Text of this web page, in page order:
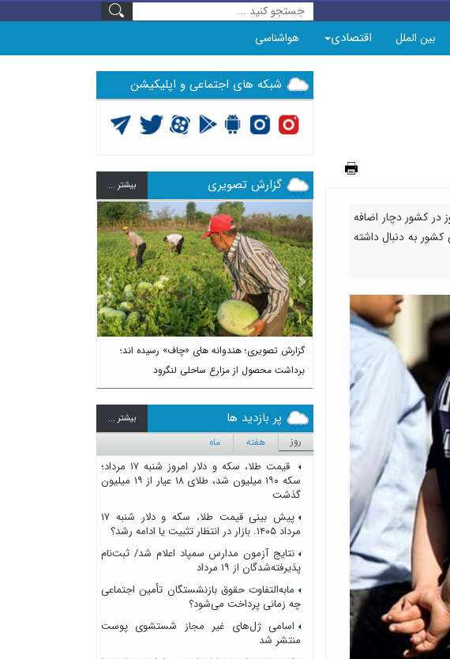
بین الملل اقتصادی هواشناسی
در کشور دچار اضافه
به دنبال داشته
شبکه های اجتماعی و اپلیکیشن
گزارش تصویری بيشتر ...
گزارش تصویری؛ هندوانه های «چاف» رسیده اند؛
برداشت محصول از مزارع ساحلی لنگرود
Previous Next
پر بازدید ها بيشتر ...
روز هفته ماه
قیمت طلا، سکه و دلار امروز شنبه ۱۷ مرداد؛
سکه ۱۹۰ میلیون شد، طلای ۱۸ عیار از ۱۹ میلیون
گذشت
پیش بینی قیمت طلا، سکه و دلار شنبه ۱۷
مرداد ۱۴۰۵. بازار در انتظار تثبیت یا ادامه رشد؟
نتایج آزمون مدارس سمپاد اعلام شد/ ثبت‌نام
پذیرفته‌شدگان از ۱۹ مرداد
مابه‌التفاوت حقوق بازنشستگان تأمین اجتماعی
چه زمانی پرداخت می‌شود؟
اسامی ژل‌های غیر مجاز شستشوی پوست
منتشر شد